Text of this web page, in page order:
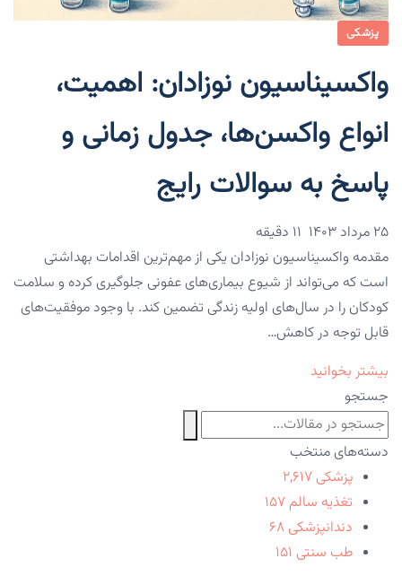
پزشکی
واکسیناسیون نوزادان: اهمیت،
انواع واکسن‌ها، جدول زمانی و
پاسخ به سوالات رایج
۲۵ مرداد ۱۴۰۳
مقدمه واکسیناسیون نوزادان یکی از مهم‌ترین اقدامات بهداشتی
است که می‌تواند از شیوع بیماری‌های عفونی جلوگیری کرده و سلامت
کودکان را در سال‌های اولیه زندگی تضمین کند. با وجود موفقیت‌های
قابل توجه در کاهش…
بیشتر بخوانید
جستجو
دسته‌های منتخب
پزشکی ۲,۶۱۷
تغذیه سالم ۱۵۷
دندانپزشکی ۶۸
طب سنتی ۱۵۱